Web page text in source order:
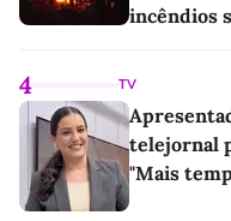
incêndios
4 TV
telejornal
"Mais